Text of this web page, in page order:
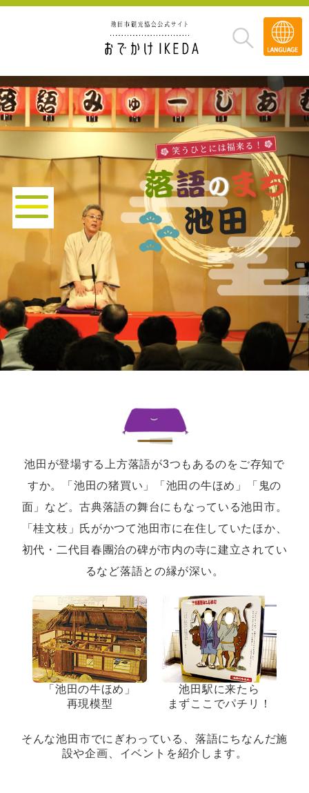
落語のまち池田
池田が登場する上方落語が3つもあるのをご存知で
すか。「池田の猪買い」「池田の牛ほめ」「鬼の
面」など。古典落語の舞台にもなっている池田市。
「桂文枝」氏がかつて池田市に在住していたほか、
初代・二代目春團治の碑が市内の寺に建立されてい
るなど落語との縁が深い。
「池田の牛ほめ」
再現模型
池田駅に来たら
まずここでパチリ！
そんな池田市でにぎわっている、落語にちなんだ施
設や企画、イベントを紹介します。
»